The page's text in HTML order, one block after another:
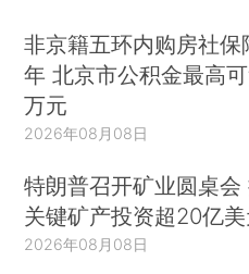
非京籍五环内购房社保
年 北京市公积金最高
万元
2026年08月08日
特朗普召开矿业圆桌会
关键矿产投资超20亿
2026年08月08日